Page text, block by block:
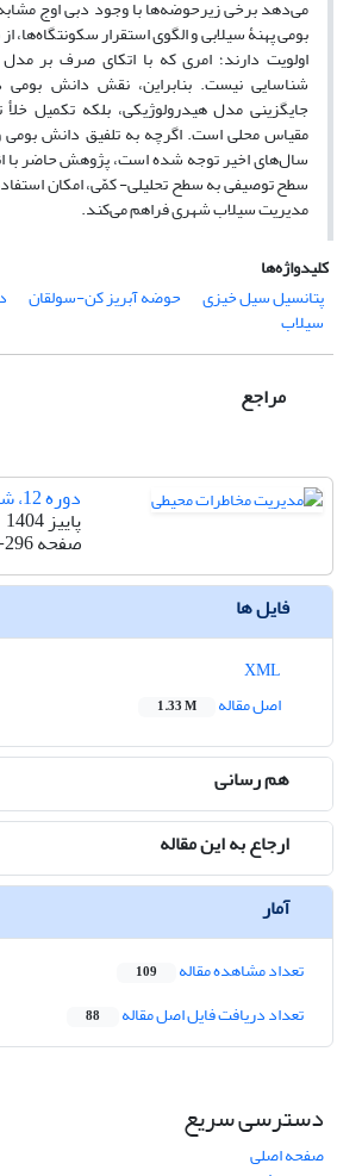
می‌دهد برخی زیرحوضه‌ها با وجود دبی اوج
بومی پهنۀ سیلابی و الگوی استقرار سکونتگاه‌ها،
اولویت دارند؛ امری که با اتکای صرف بر
شناسایی نیست. بنابراین، نقش دانش
جایگزینی مدل هیدرولوژیکی، بلکه تکمیل
مقیاس محلی است. اگرچه به تلفیق دانش
سال‌های اخیر توجه شده است، پژوهش حاضر با
سطح توصیفی به سطح تحلیلی- کمّی، امکان
مدیریت سیلاب شهری فراهم می‌کند.
کلیدواژه‌ها
پتانسیل سیل خیزی
حوضه آبریز کن-سولقان
سیلاب
مراجع
دوره 12، شماره 3
پاییز 1404
صفحه
فایل ها
اصل مقاله
1.33 M
هم رسانی
ارجاع به این مقاله
آمار
تعداد مشاهده مقاله 109
تعداد دریافت فایل اصل مقاله 88
دسترسی سریع
صفحه اصلی